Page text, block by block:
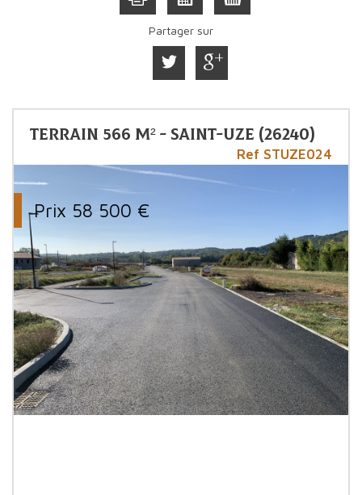
Partager sur
Terrain 566 m² - Saint-Uze (26240)
Ref STUZE024
Prix 58 500 €